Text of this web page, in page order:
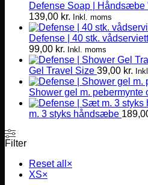
varianter.
Mulighederne
vælges
varesiden
Defense Soap |
139,00 kr. Inkl. moms
Defense | 40 stk.
99,00 kr. Inkl. moms
Gel Travel Size 39,00 kr.
Shower gel m. pebermynte
m. 3 styks håndsæbe
Filter
Reset all ×
XS×